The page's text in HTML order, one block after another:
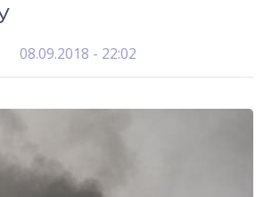
08.09.2018 - 22:02